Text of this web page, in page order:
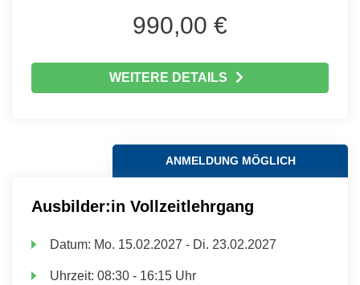
990,00 €
WEITERE DETAILS
ANMELDUNG MÖGLICH
Ausbilder:in Vollzeitlehrgang
Datum: Mo. 15.02.2027 - Di. 23.02.2027
Uhrzeit:08:30 - 16:15 Uhr